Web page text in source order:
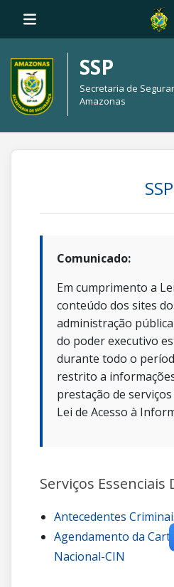
SSP
Secretaria de
Amazonas
SSP
Comunicado:
Em cumprimento a
conteúdo dos sites
administração
do poder executivo
durante todo o
restrito a
prestação de
Lei de Acesso à
Serviços Essenciais
Antecedentes
Agendamento da
Nacional-CIN